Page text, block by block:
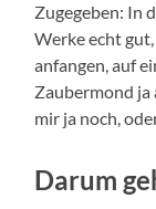
Zugegeben: In
Werke echt
anfangen, auf
Zaubermond ja
mir ja noch,
Darum